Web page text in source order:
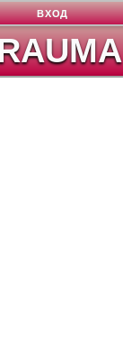
ВХОД